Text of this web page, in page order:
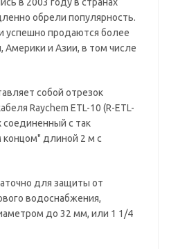
обрели популярность.
успешно продаются более
Америки и Азии, в том числе
собой отрезок
Raychem ETL-10 (R-ETL-
соединенный с так
длиной 2 м с
для защиты от
водоснабжения,
до 32 мм, или 1 1/4